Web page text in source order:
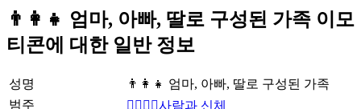
👨‍👩‍👧 엄마, 아빠, 딸로 구성된 가족 이모
티콘에 대한 일반 정보
성명
👨‍👩‍👧 엄마, 아빠, 딸로 구성된 가족
범주
👩‍❤️‍💋‍👨사람과 신체